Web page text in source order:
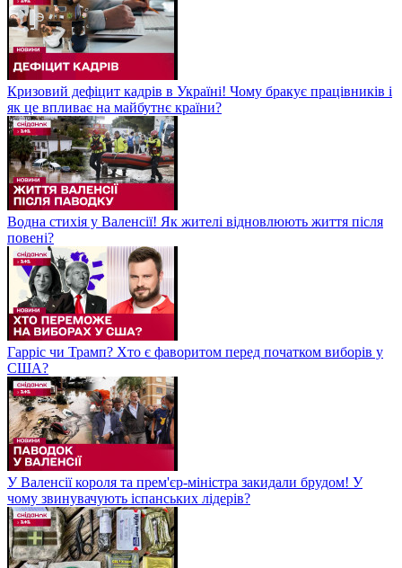
Кризовий дефіцит кадрів в Україні! Чому бракує працівників і
як це впливає на майбутнє країни?
Водна стихія у Валенсії! Як жителі відновлюють життя після
повені?
Гарріс чи Трамп? Хто є фаворитом перед початком виборів у
США?
У Валенсії короля та прем'єр-міністра закидали брудом! У
чому звинувачують іспанських лідерів?